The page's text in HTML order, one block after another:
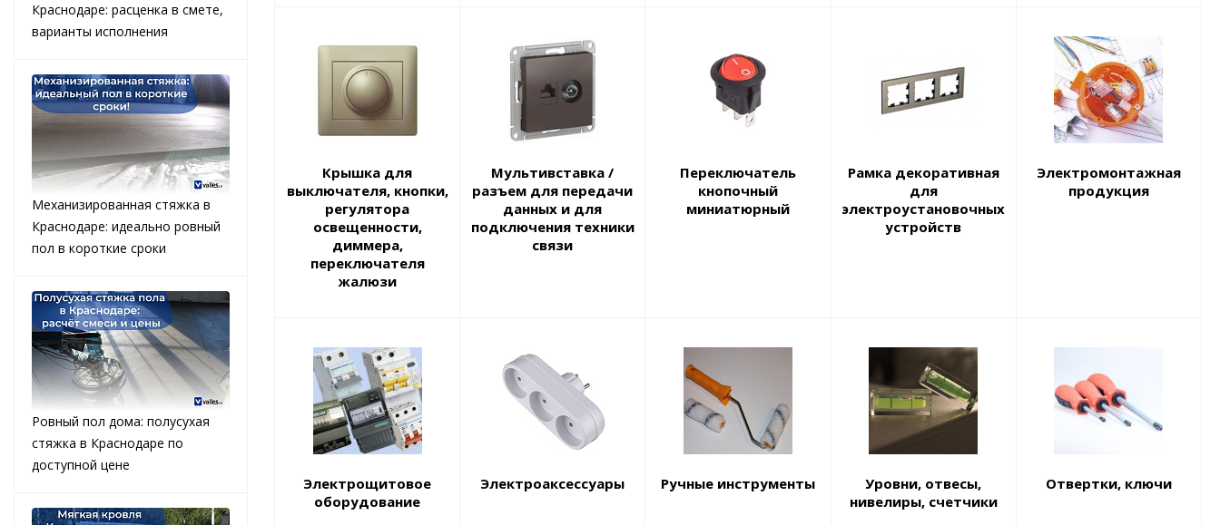
Крышка для
выключателя, кнопки,
регулятора
освещенности,
диммера,
переключателя
жалюзи
Мультивставка /
разъем для передачи
данных и для
подключения техники
связи
Переключатель
кнопочный
миниатюрный
Рамка декоративная
для
электроустановочных
устройств
Электромонтажная
продукция
Электрощитовое
оборудование
Электроаксессуары Ручные инструменты
Уровни, отвесы,
нивелиры, счетчики
Отвертки, ключи
Краснодаре: расценка в смете,
варианты исполнения
Механизированная стяжка в
Краснодаре: идеально ровный
пол в короткие сроки
Ровный пол дома: полусухая
стяжка в Краснодаре по
доступной цене